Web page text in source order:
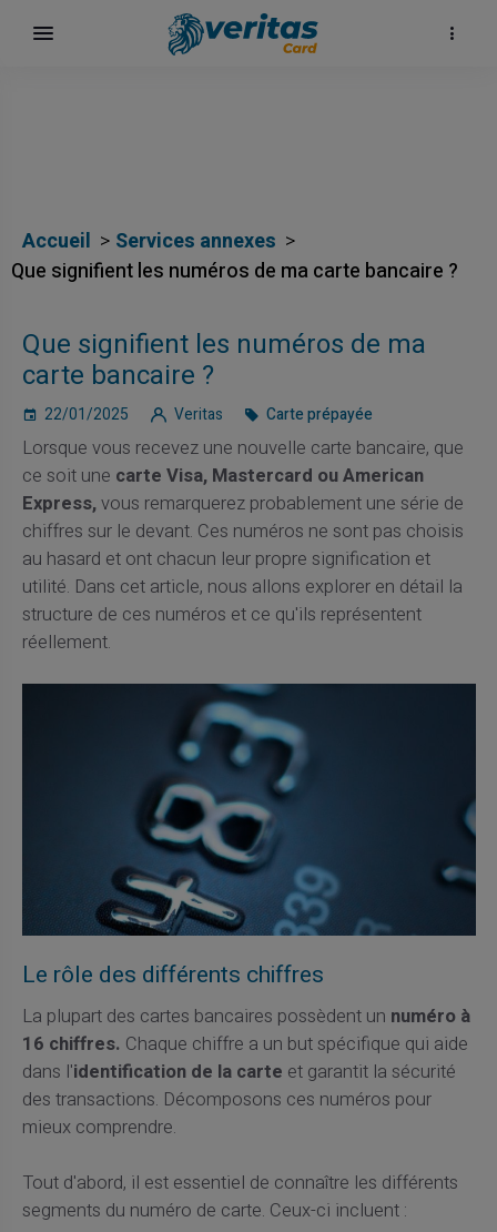
Accueil
Services annexes
Que signifient les numéros de ma carte bancaire ?
Que signifient les numéros de ma
carte bancaire ?
22/01/2025 Veritas Carte prépayée
Lorsque vous recevez une nouvelle carte bancaire, que
ce soit une carte Visa, Mastercard ou American
Express,vous remarquerez probablement une série de
chiffres sur le devant. Ces numéros ne sont pas choisis
au hasard et ont chacun leur propre signification et
utilité. Dans cet article, nous allons explorer en détail la
structure de ces numéros et ce qu'ils représentent
réellement.
Le rôle des différents chiffres
La plupart des cartes bancaires possèdent un numéro à
16 chiffres. Chaque chiffre a un but spécifique qui aide
dans l'identification de la carte et garantit la sécurité
des transactions. Décomposons ces numéros pour
mieux comprendre.
Tout d'abord, il est essentiel de connaître les différents
segments du numéro de carte. Ceux-ci incluent :